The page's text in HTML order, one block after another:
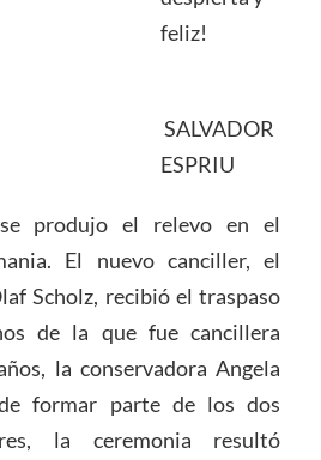
feliz!
SALVADOR
ESPRIU
produjo el relevo en el
El nuevo canciller, el
Scholz, recibió el traspaso
de la que fue cancillera
la conservadora Angela
formar parte de los dos
la ceremonia resultó